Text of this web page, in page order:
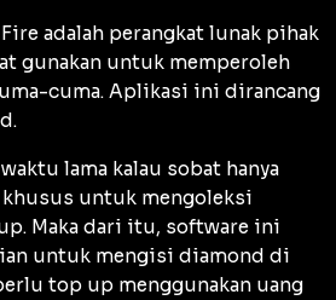
adalah perangkat lunak pihak
gunakan untuk memperoleh
cuma. Aplikasi ini dirancang
lama kalau sobat hanya
khusus untuk mengoleksi
Maka dari itu, software ini
untuk mengisi diamond di
top up menggunakan uang